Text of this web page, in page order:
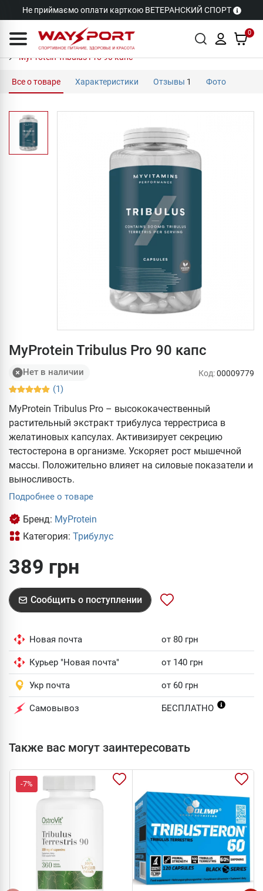
Не приймаємо оплати карткою ВЕТЕРАНСКИЙ СПОРТ
0
MyProtein Tribulus Pro 90 капс
Все о товаре Характеристики Отзывы 1 Фото
MyProtein Tribulus Pro 90 капс
Нет в наличии
(1)
Код:00009779
MyProtein Tribulus Pro – высококачественный
растительный экстракт трибулуса террестриса в
желатиновых капсулах. Активизирует секрецию
тестостерона в организме. Ускоряет рост мышечной
массы. Положительно влияет на силовые показатели и
выносливость.
Подробнее о товаре
Бренд: MyProtein
Категория: Трибулус
389 грн
Сообщить о поступлении
Новая почта от 80 грн
Курьер "Новая почта" от 140 грн
Укр почта от 60 грн
Самовывоз БЕСПЛАТНО
Также вас могут заинтересовать
-7%